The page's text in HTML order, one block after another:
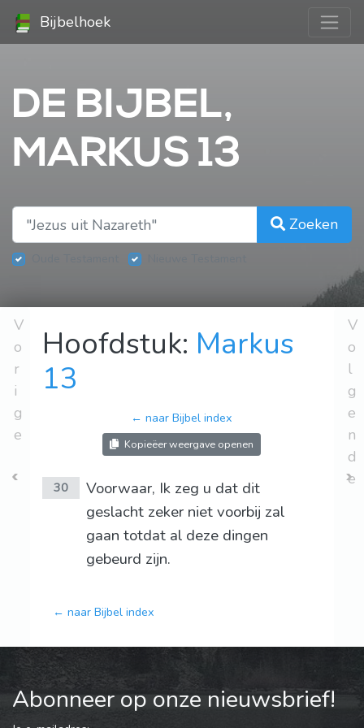
Bijbelhoek
DE BIJBEL,
MARKUS 13
Zoeken
V
o
r
i
g
e
Hoofdstuk: Markus
13
← naar Bijbel index
Kopieëer weergave openen
30
Voorwaar, Ik zeg u dat dit
geslacht zeker niet voorbij zal
gaan totdat al deze dingen
gebeurd zijn.
← naar Bijbel index
V
o
l
g
e
n
d
e
Abonneer op onze nieuwsbrief!